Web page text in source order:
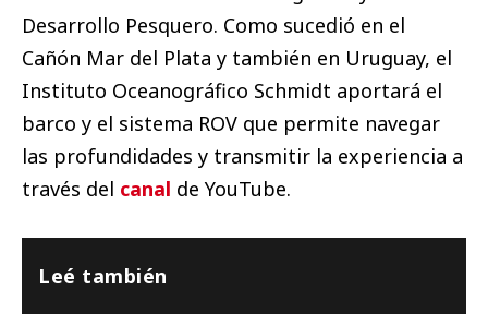
Desarrollo Pesquero. Como sucedió en el
Cañón Mar del Plata y también en Uruguay, el
Instituto Oceanográfico Schmidt aportará el
barco y el sistema ROV que permite navegar
las profundidades y transmitir la experiencia a
través del canal de YouTube.
Leé también